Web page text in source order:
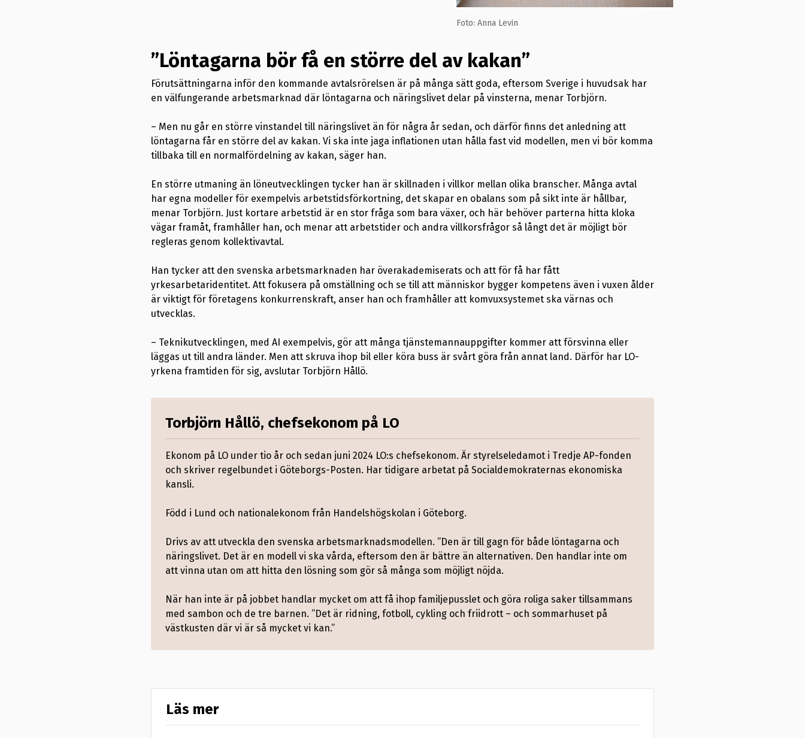
Foto: Anna Levin
”Löntagarna bör få en större del av kakan”
Förutsättningarna inför den kommande avtalsrörelsen är på många sätt goda, eftersom Sverige i huvudsak har
en välfungerande arbetsmarknad där löntagarna och näringslivet delar på vinsterna, menar Torbjörn.
– Men nu går en större vinstandel till näringslivet än för några år sedan, och därför finns det anledning att
löntagarna får en större del av kakan. Vi ska inte jaga inflationen utan hålla fast vid modellen, men vi bör komma
tillbaka till en normalfördelning av kakan, säger han.
En större utmaning än löneutvecklingen tycker han är skillnaden i villkor mellan olika branscher. Många avtal
har egna modeller för exempelvis arbetstidsförkortning, det skapar en obalans som på sikt inte är hållbar,
menar Torbjörn. Just kortare arbetstid är en stor fråga som bara växer, och här behöver parterna hitta kloka
vägar framåt, framhåller han, och menar att arbetstider och andra villkorsfrågor så långt det är möjligt bör
regleras genom kollektivavtal.
Han tycker att den svenska arbetsmarknaden har överakademiserats och att för få har fått
yrkesarbetaridentitet. Att fokusera på omställning och se till att människor bygger kompetens även i vuxen ålder
är viktigt för företagens konkurrenskraft, anser han och framhåller att komvuxsystemet ska värnas och
utvecklas.
– Teknikutvecklingen, med AI exempelvis, gör att många tjänstemannauppgifter kommer att försvinna eller
läggas ut till andra länder. Men att skruva ihop bil eller köra buss är svårt göra från annat land. Därför har LO-
yrkena framtiden för sig, avslutar Torbjörn Hållö.
Torbjörn Hållö, chefsekonom på LO
Ekonom på LO under tio år och sedan juni 2024 LO:s chefsekonom. Är styrelseledamot i Tredje AP-fonden
och skriver regelbundet i Göteborgs-Posten. Har tidigare arbetat på Socialdemokraternas ekonomiska
kansli.
Född i Lund och nationalekonom från Handelshögskolan i Göteborg.
Drivs av att utveckla den svenska arbetsmarknadsmodellen. ”Den är till gagn för både löntagarna och
näringslivet. Det är en modell vi ska vårda, eftersom den är bättre än alternativen. Den handlar inte om
att vinna utan om att hitta den lösning som gör så många som möjligt nöjda.
När han inte är på jobbet handlar mycket om att få ihop familjepusslet och göra roliga saker tillsammans
med sambon och de tre barnen. ”Det är ridning, fotboll, cykling och friidrott – och sommarhuset på
västkusten där vi är så mycket vi kan.”
Läs mer